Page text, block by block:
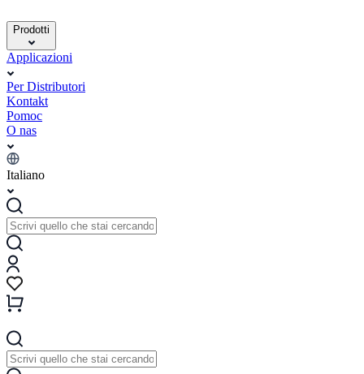
Prodotti
Applicazioni
Per Distributori
Kontakt
Pomoc
O nas
Italiano